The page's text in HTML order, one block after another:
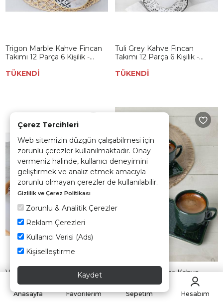
Çerez Tercihleri
Web sitemizin düzgün çalışabilmesi için
zorunlu çerezler kullanılmaktadır. Onay
vermeniz halinde, kullanıcı deneyimini
geliştirmek ve analiz etmek amacıyla
zorunlu olmayan çerezler de kullanılabilir.
Gizlilik ve Çerez Politikası
Zorunlu & Analitik Çerezler
Reklam Çerezleri
Kullanıcı Verisi (Ads)
Kişiselleştirme
Kaydet
Trigon Marble Kahve Fincan
Takımı 12 Parça 6 Kişilik -
TÜKENDİ
Tuli Grey Kahve Fincan
Takımı 12 Parça 6 Kişilik -
TÜKENDİ
Vio Kahve Fincan Takımı 12
Parça 6 Kişilik - 19179
TÜKENDİ
Zümrüt Doğaltaş Kahve
Sunum Seti 4 Parça 2 Kişilik
TÜKENDİ
Anasayfa Favorilerim Sepetim Hesabım